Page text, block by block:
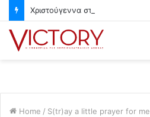
Home / S(tr)ay a little prayer for me